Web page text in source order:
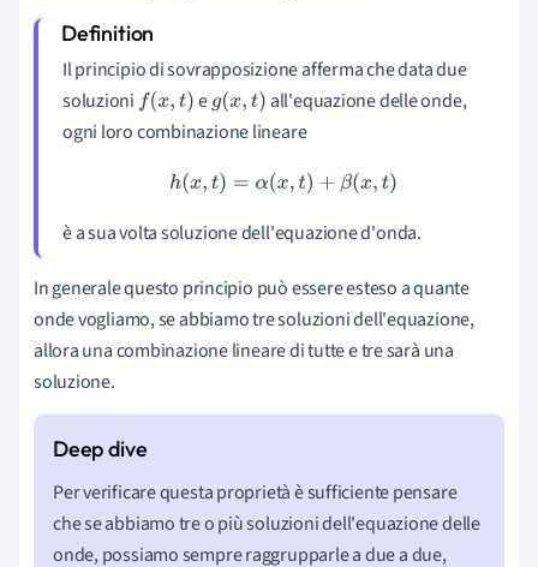
Il principio di sovrapposizione afferma che data due
soluzioni f(x,t) eg(x,t)
all'equazione delle onde,
ogni loro combinazione lineare
h( x,t =α(x,t)+ β(x,t)
è a sua volta soluzione dell'equazione d'onda.
In generale questo principio può essere esteso a quante
onde vogliamo, se abbiamo tre soluzioni dell'equazione,
allora una combinazione lineare di tutte e tre sarà una
soluzione.
Per verificare questa proprietà è sufficiente pensare
che se abbiamo tre o più soluzioni dell'equazione delle
onde, possiamo sempre raggrupparle a due a due,